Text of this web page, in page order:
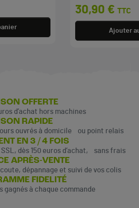
30,90 € TTC
Ajouter
OFFERTE
d’achat hors machines
RAPIDE
ouvrés à domicile ou point relais
EN 3 / 4 FOIS
dès 150 euros d’achat, sans frais
APRÈS-VENTE
dépannage et suivi de vos colis
FIDELITÉ
gagnés à chaque commande